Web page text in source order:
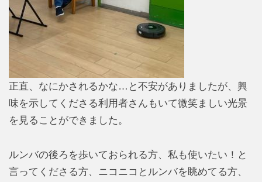
正直、なにかされるかな…と不安がありましたが、興
味を示してくださる利用者さんもいて微笑ましい光景
を見ることができました。
ルンバの後ろを歩いておられる方、私も使いたい！と
言ってくださる方、ニコニコとルンバを眺めてる方、